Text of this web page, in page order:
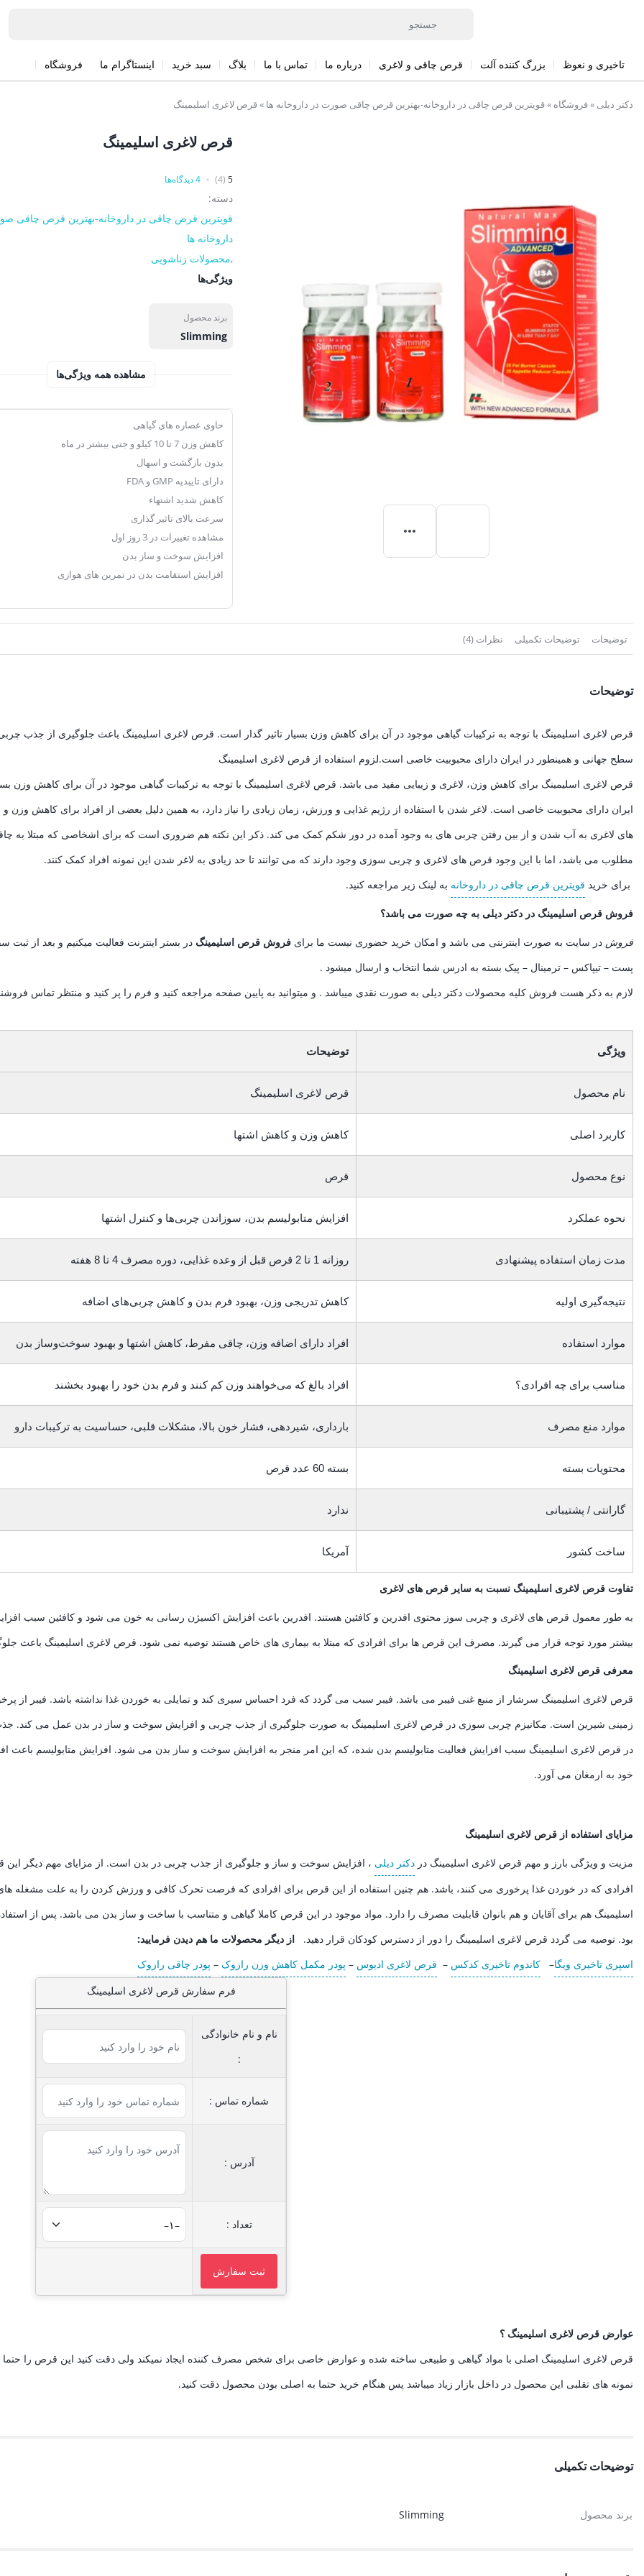
تاخیری و نعوظ بزرگ کننده آلت قرص چاقی و لاغری درباره ما تماس با ما بلاگ سبد خرید اینستاگرام ما فروشگاه
دکتر دیلی »فروشگاه »قویترین قرص چاقی در داروخانه-بهترین قرص چاقی صورت در داروخانه ها »قرص لاغری اسلیمینگ
قرص لاغری اسلیمینگ
5
(4) 4 دیدگاه‌ها
دسته:
قویترین قرص چاقی در داروخانه-بهترین قرص چاقی
داروخانه ها
,محصولات زناشویی
ویژگی‌ها
برند محصول
Slimming
مشاهده همه ویژگی‌ها
حاوی عصاره های گیاهی
کاهش وزن 7 تا 10 کیلو و جتی بیشتر در ماه
بدون بازگشت و اسهال
دارای تاییدیه GMP و FDA
کاهش شدید اشتهاء
سرعت بالای تاثیر گذاری
مشاهده تغییرات در 3 روز اول
افزایش سوخت و ساز بدن
افزایش استقامت بدن در تمرین های هوازی
توضیحات توضیحات تکمیلی نظرات (4)
توضیحات
قرص لاغری اسلیمینگ با توجه به ترکیبات گیاهی موجود در آن برای کاهش وزن بسیار تاثیر گذار است. قرص لاغری اسلیمینگ باعث جلوگیری از
سطح جهانی و همینطور در ایران دارای محبوبیت خاصی است.لزوم استفاده از قرص لاغری اسلیمینگ
قرص لاغری اسلیمینگ برای کاهش وزن، لاغری و زیبایی مفید می باشد. قرص لاغری اسلیمینگ با توجه به ترکیبات گیاهی موجود در آن برای کاهش وزن
ایران دارای محبوبیت خاصی است. لاغر شدن با استفاده از رژیم غذایی و ورزش، زمان زیادی را نیاز دارد، به همین دلیل بعضی از افراد برای کاهش
های لاغری به آب شدن و از بین رفتن چربی های به وجود آمده در دور شکم کمک می کند. ذکر این نکته هم ضروری است که برای اشخاصی که مبتلا به
مطلوب می باشد، اما با این وجود قرص های لاغری و چربی سوزی وجود دارند که می توانند تا حد زیادی به لاغر شدن این نمونه افراد کمک کنند.
برای خرید قویترین قرص چاقی در داروخانه به لینک زیر مراجعه کنید.
فروش قرص اسلیمینگ در دکتر دیلی به چه صورت می باشد؟
فروش در سایت به صورت اینترنتی می باشد و امکان خرید حضوری نیست ما برای فروش قرص اسلیمینگ در بستر اینترنت فعالیت میکنیم و بعد از
پست – تیپاکس – ترمینال – پیک بسته به ادرس شما انتخاب و ارسال میشود .
لازم به ذکر هست فروش کلیه محصولات دکتر دیلی به صورت نقدی میباشد . و میتوانید به پایین صفحه مراجعه کنید و فرم را پر کنید و منتظر تماس
ویژگی توضیحات
نام محصول قرص لاغری اسلیمینگ
کاربرد اصلی کاهش وزن و کاهش اشتها
نوع محصول قرص
نحوه عملکرد افزایش متابولیسم بدن، سوزاندن چربی‌ها و کنترل اشتها
مدت زمان استفاده پیشنهادی روزانه 1 تا 2 قرص قبل از وعده غذایی، دوره مصرف 4 تا 8 هفته
نتیجه‌گیری اولیه کاهش تدریجی وزن، بهبود فرم بدن و کاهش چربی‌های اضافه
موارد استفاده افراد دارای اضافه وزن، چاقی مفرط، کاهش اشتها و بهبود سوخت‌وساز بدن
مناسب برای چه افرادی؟ افراد بالغ که می‌خواهند وزن کم کنند و فرم بدن خود را بهبود بخشند
موارد منع مصرف بارداری، شیردهی، فشار خون بالا، مشکلات قلبی، حساسیت به ترکیبات دارو
محتویات بسته بسته 60 عدد قرص
گارانتی / پشتیبانی ندارد
ساخت کشور آمریکا
تفاوت قرص لاغری اسلیمینگ نسبت به سایر قرص های لاغری
به طور معمول قرص های لاغری و چربی سوز محتوی افدرین و کافئین هستند. افدرین باعث افزایش اکسیژن رسانی به خون می شود و کافئین سبب
بیشتر مورد توجه قرار می گیرند. مصرف این قرص ها برای افرادی که مبتلا به بیماری های خاص هستند توصیه نمی شود. قرص لاغری اسلیمینگ
معرفی قرص لاغری اسلیمینگ
قرص لاغری اسلیمینگ سرشار از منبع غنی فیبر می باشد. فیبر سبب می گردد که فرد احساس سیری کند و تمایلی به خوردن غذا نداشته باشد. فیبر از
زمینی شیرین است. مکانیزم چربی سوزی در قرص لاغری اسلیمینگ به صورت جلوگیری از جذب چربی و افزایش سوخت و ساز در بدن عمل می کند.
در قرص لاغری اسلیمینگ سبب افزایش فعالیت متابولیسم بدن شده، که این امر منجر به افزایش سوخت و ساز بدن می شود. افزایش متابولیسم باعث
خود به ارمغان می آورد.
مزایای استفاده از قرص لاغری اسلیمینگ
مزیت و ویژگی بارز و مهم قرص لاغری اسلیمینگ در دکتر دیلی ، افزایش سوخت و ساز و جلوگیری از جذب چربی در بدن است. از مزایای مهم دیگر این
افرادی که در خوردن غذا پرخوری می کنند، باشد. هم چنین استفاده از این قرص برای افرادی که فرصت تحرک کافی و ورزش کردن را به علت مشغله
اسلیمینگ هم برای آقایان و هم بانوان قابلیت مصرف را دارد. مواد موجود در این قرص کاملا گیاهی و متناسب با ساخت و ساز بدن می باشد. پس از
بود. توصیه می گردد قرص لاغری اسلیمینگ را دور از دسترس کودکان قرار دهید. از دیگر محصولات ما هم دیدن فرمایید:
اسپری تاخیری ویگا– کاندوم تاخیری کدکس – قرص لاغری ادیوس – پودر مکمل کاهش وزن رازوک – پودر چاقی رازوک
فرم سفارش قرص لاغری اسلیمینگ
نام و نام خانوادگی
:
شماره تماس :
آدرس :
تعداد :
عوارض قرص لاغری اسلیمینگ ؟
قرص لاغری اسلیمینگ اصلی با مواد گیاهی و طبیعی ساخته شده و عوارض خاصی برای شخص مصرف کننده ایجاد نمیکند ولی دقت کنید این قرص را
نمونه های تقلبی این محصول در داخل بازار زیاد میباشد پس هنگام خرید حتما به اصلی بودن محصول دقت کنید.
توضیحات تکمیلی
برند محصول Slimming